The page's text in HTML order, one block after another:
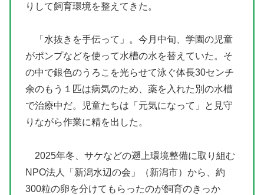
りして飼育環境を整えてきた。
「水抜きを手伝って」。今月中旬、学園の児童
がポンプなどを使って水槽の水を替えていた。そ
の中で銀色のうろこを光らせて泳ぐ体長30センチ
余のもう１匹は病気のため、薬を入れた別の水槽
で治療中だ。児童たちは「元気になって」と見守
りながら作業に精を出した。
2025年冬、サケなどの遡上環境整備に取り組む
NPO法人「新潟水辺の会」（新潟市）から、約
300粒の卵を分けてもらったのが飼育のきっか